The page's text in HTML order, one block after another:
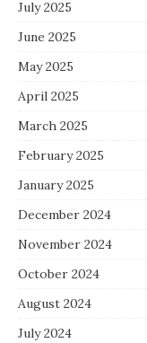
July 2025
June 2025
May 2025
April 2025
March 2025
February 2025
January 2025
December 2024
November 2024
October 2024
August 2024
July 2024